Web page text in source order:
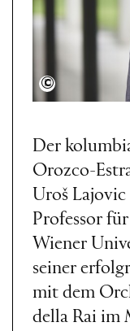
Der
Orozco-
Uroš
Professor
Wiener
seiner
mit dem
della Rai im